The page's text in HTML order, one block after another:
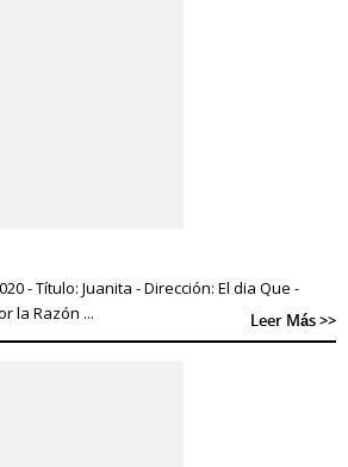
- Título: Juanita - Dirección: El dia Que -
la Razón ...
Leer Más >>